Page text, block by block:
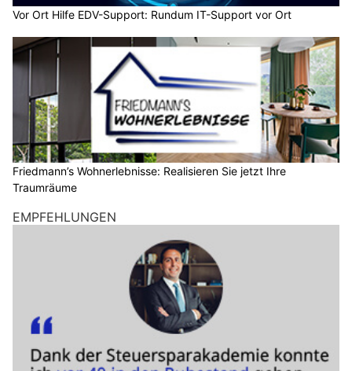
Vor Ort Hilfe EDV-Support: Rundum IT-Support vor Ort
Friedmann’s Wohnerlebnisse: Realisieren Sie jetzt Ihre
Traumräume
EMPFEHLUNGEN